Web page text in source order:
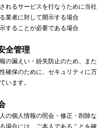
れるサービスを行なうために当社
業者に対して開示する場合
することが必要である場合
全管理
の漏えい・紛失防止のため、また
確保のために、セキュリティに万
います。
の個人情報の照会・修正・削除な
場合には、ご本人であることを確